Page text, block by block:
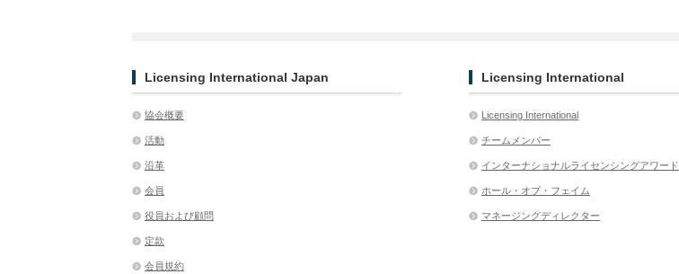
Licensing International Japan
協会概要
活動
沿革
会員
役員および顧問
定款
会員規約
Licensing International
Licensing International
チームメンバー
インターナショナルライセンシングアワード
ホール・オブ・フェイム
マネージングディレクター